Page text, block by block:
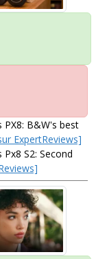
B&W's best
ExpertReviews]
S2: Second